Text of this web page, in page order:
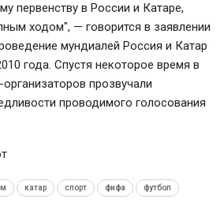
первенству в России и Катаре,
ходом", — говорится в заявлении
мундиалей Россия и Катар
года. Спустя некоторое время в
прозвучали
проводимого голосования
катар спорт фифа футбол